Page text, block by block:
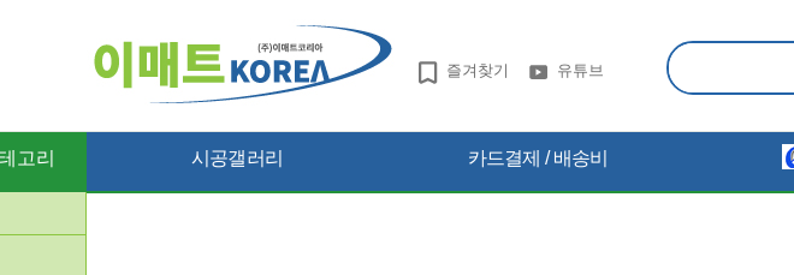
즐겨찾기 유튜브
고리 시공갤러리 카드결제 / 배송비